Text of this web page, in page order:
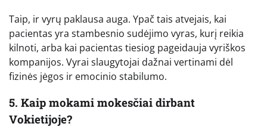
Taip, ir vyrų paklausa auga. Ypač tais atvejais, kai
pacientas yra stambesnio sudėjimo vyras, kurį reikia
kilnoti, arba kai pacientas tiesiog pageidauja vyriškos
kompanijos. Vyrai slaugytojai dažnai vertinami dėl
fizinės jėgos ir emocinio stabilumo.
5. Kaip mokami mokesčiai dirbant
Vokietijoje?